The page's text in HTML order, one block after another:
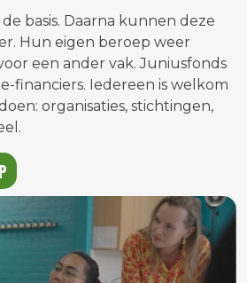
basis. Daarna kunnen deze
Hun eigen beroep weer
een ander vak. Juniusfonds
financiers. Iedereen is welkom
organisaties, stichtingen,